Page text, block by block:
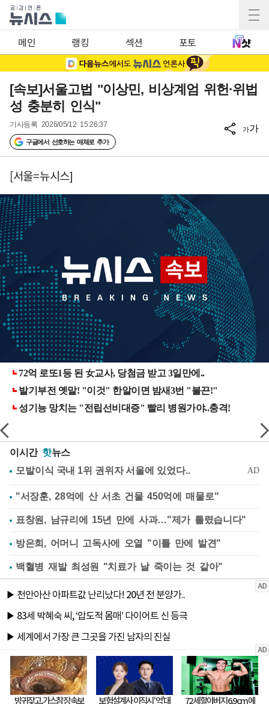
메인 랭킹 섹션 포토
[속보]서울고법 "이상민, 비상계엄 위헌·위법
성 충분히 인식"
기사등록 2026/05/12 15:26:37
구글에서 선호하는 매체로 추가
가가
[서울=뉴시스]
이시간 핫뉴스
"서장훈, 28억에 산 서초 건물 450억에 매물로"
표창원, 남규리에 15년 만에 사과…"제가 틀렸습니다"
방은희, 어머니 고독사에 오열 "이틀 만에 발견"
백혈병 재발 최성원 "치료가 날 죽이는 것 같아"